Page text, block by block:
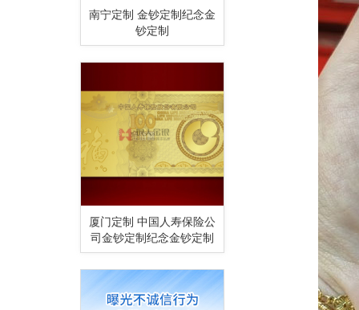
南宁定制 金钞定制纪念金
钞定制
厦门定制 中国人寿保险公
司金钞定制纪念金钞定制